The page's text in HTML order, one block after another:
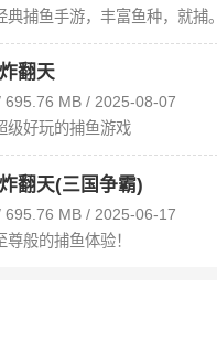
典捕鱼手游，丰富鱼种，就捕。
翻天
695.76 MB / 2025-08-07
级好玩的捕鱼游戏
翻天(三国争霸)
695.76 MB / 2025-06-17
尊般的捕鱼体验！